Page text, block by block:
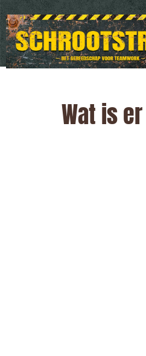
Wat is